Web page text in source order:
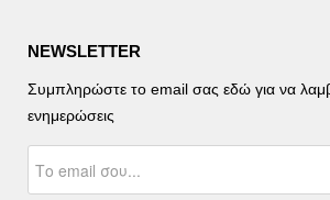
NEWSLETTER
Συμπληρώστε το email σας εδώ για να
ενημερώσεις